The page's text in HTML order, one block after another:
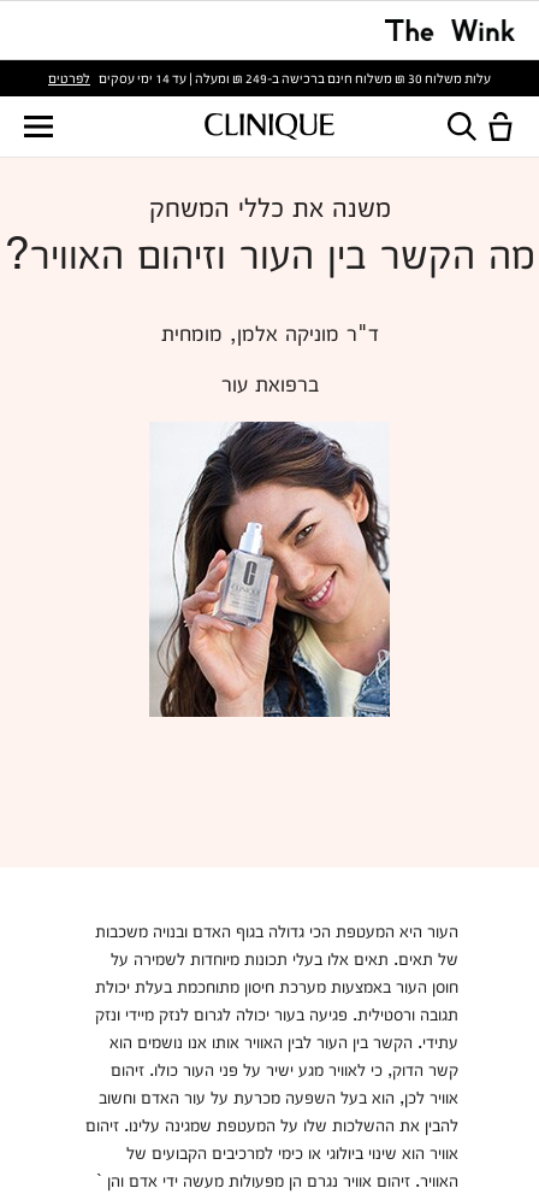
עלות משלוח 30 ₪ משלוח חינם ברכישה ב-249 ₪ ומעלה | עד 14 ימי עסקים לפרטים
משנה את כללי המשחק
מה הקשר בין העור וזיהום האוויר?
ד"ר מוניקה אלמן, מומחית
ברפואת עור
העור היא המעטפת הכי גדולה בגוף האדם ובנויה משכבות
של תאים. תאים אלו בעלי תכונות מיוחדות לשמירה על
חוסן העור באמצעות מערכת חיסון מתוחכמת בעלת יכולת
תגובה ורסטילית. פגיעה בעור יכולה לגרום לנזק מיידי ונזק
עתידי. הקשר בין העור לבין האוויר אותו אנו נושמים הוא
קשר הדוק, כי לאוויר מגע ישיר על פני העור כולו. זיהום
אוויר לכן, הוא בעל השפעה מכרעת על עור האדם וחשוב
להבין את ההשלכות שלו על המעטפת שמגינה עלינו. זיהום
אוויר הוא שינוי ביולוגי או כימי למרכיבים הקבועים של
האוויר. זיהום אוויר נגרם הן מפעולות מעשה ידי אדם והן `